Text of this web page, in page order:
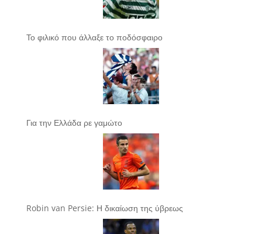
Το φιλικό που άλλαξε το ποδόσφαιρο
Για την Ελλάδα ρε γαμώτο
Robin van Persie: Η δικαίωση της ύβρεως